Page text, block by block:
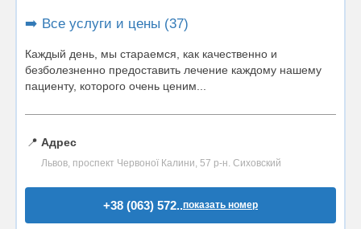
➡️ Все услуги и цены (37)
Каждый день, мы стараемся, как качественно и
безболезненно предоставить лечение каждому нашему
пациенту, которого очень ценим...
📍 Адрес
Львов, проспект Червоної Калини, 57 р-н. Сиховский
+38 (063) 572..показать номер